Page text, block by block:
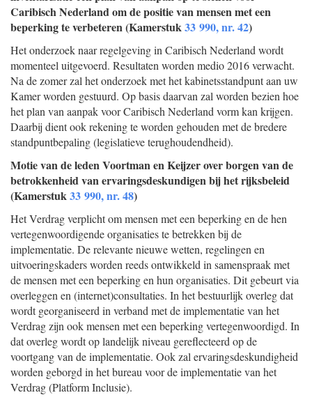
Caribisch Nederland om de positie van mensen met een
beperking te verbeteren (Kamerstuk33 990, nr. 42)
Het onderzoek naar regelgeving in Caribisch Nederland wordt
momenteel uitgevoerd. Resultaten worden medio 2016 verwacht.
Na de zomer zal het onderzoek met het kabinetsstandpunt aan uw
Kamer worden gestuurd. Op basis daarvan zal worden bezien hoe
het plan van aanpak voor Caribisch Nederland vorm kan krijgen.
Daarbij dient ook rekening te worden gehouden met de bredere
standpuntbepaling (legislatieve terughoudendheid).
Motie van de leden Voortman en Keijzer over borgen van de
betrokkenheid van ervaringsdeskundigen bij het rijksbeleid
(Kamerstuk33 990, nr. 48)
Het Verdrag verplicht om mensen met een beperking en de hen
vertegenwoordigende organisaties te betrekken bij de
implementatie. De relevante nieuwe wetten, regelingen en
uitvoeringskaders worden reeds ontwikkeld in samenspraak met
de mensen met een beperking en hun organisaties. Dit gebeurt via
overleggen en (internet)consultaties. In het bestuurlijk overleg dat
wordt georganiseerd in verband met de implementatie van het
Verdrag zijn ook mensen met een beperking vertegenwoordigd. In
dat overleg wordt op landelijk niveau gereflecteerd op de
voortgang van de implementatie. Ook zal ervaringsdeskundigheid
worden geborgd in het bureau voor de implementatie van het
Verdrag (Platform Inclusie).